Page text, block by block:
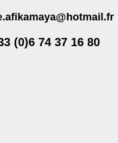
(0)6 74 37 16 80